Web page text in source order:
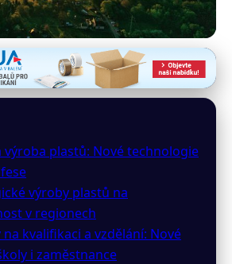
výroba plastů:
výzvy pro ČR
· Autor: Miroslav Zach
výroba plastů: Nové technologie
výroby plastů na
v regionech
na kvalifikaci a vzdělání: Nové
i zaměstnance